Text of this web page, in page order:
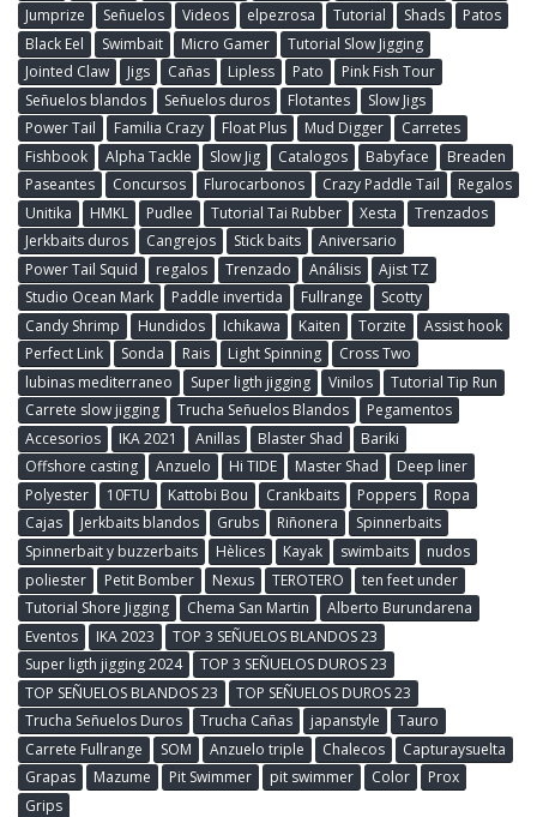
Jumprize
Señuelos Videos elpezrosa Tutorial Shads
Patos
Black Eel
Swimbait Micro Gamer
Tutorial Slow Jigging
Jointed Claw
Jigs Cañas Lipless Pato
Pink Fish Tour
Señuelos blandos
Señuelos duros Flotantes
Slow Jigs
Power Tail
Familia Crazy Float Plus Mud Digger
Carretes
Fishbook
Alpha Tackle Slow Jig Catalogos Babyface
Breaden
Paseantes
Concursos Flurocarbonos Crazy Paddle Tail
Regalos
Unitika
HMKL Pudlee Tutorial Tai Rubber Xesta
Trenzados
Jerkbaits duros
Cangrejos Stick baits
Aniversario
Power Tail Squid
regalos Trenzado Análisis
Ajist TZ
Studio Ocean Mark
Paddle invertida Fullrange
Scotty
Candy Shrimp
Hundidos Ichikawa Kaiten Torzite
Assist hook
Perfect Link
Sonda Rais Light Spinning
Cross Two
lubinas mediterraneo
Super ligth jigging Vinilos
Tutorial Tip Run
Carrete slow jigging
Trucha Señuelos Blandos
Pegamentos
Accesorios
IKA 2021 Anillas Blaster Shad
Bariki
Offshore casting
Anzuelo Hi TIDE Master Shad
Deep liner
Polyester
10FTU Kattobi Bou Crankbaits Poppers
Ropa
Cajas
Jerkbaits blandos Grubs Riñonera
Spinnerbaits
Spinnerbait y buzzerbaits
Hèlices Kayak swimbaits
nudos
poliester
Petit Bomber Nexus TEROTERO
ten feet under
Tutorial Shore Jigging
Chema San Martin
Alberto Burundarena
Eventos
IKA 2023
TOP 3 SEÑUELOS BLANDOS 23
Super ligth jigging 2024
TOP 3 SEÑUELOS DUROS 23
TOP SEÑUELOS BLANDOS 23
TOP SEÑUELOS DUROS 23
Trucha Señuelos Duros
Trucha Cañas japanstyle
Tauro
Carrete Fullrange
SOM Anzuelo triple Chalecos
Capturaysuelta
Grapas
Mazume Pit Swimmer pit swimmer Color
Prox
Grips